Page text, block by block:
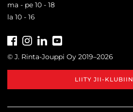
ma - pe 10 - 18
la 10 - 16
FacebookInstagram
LinkedIn
© J. Rinta-Jouppi Oy 2019–2026
LIITY JII-KLUBIIN